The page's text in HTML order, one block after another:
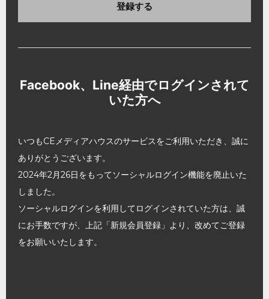
登録する
Facebook、Line経由でログインされて
いた方へ
いつもCEメディアハウスのサービスをご利用いただき、誠に
ありがとうございます。
2024年2月26日をもってソーシャルログイン機能を廃止いた
しました。
ソーシャルログインを利用してログインされていた方は、誠
にお手数ですが、上記「新規会員登録」より、改めてご登録
をお願いいたします。